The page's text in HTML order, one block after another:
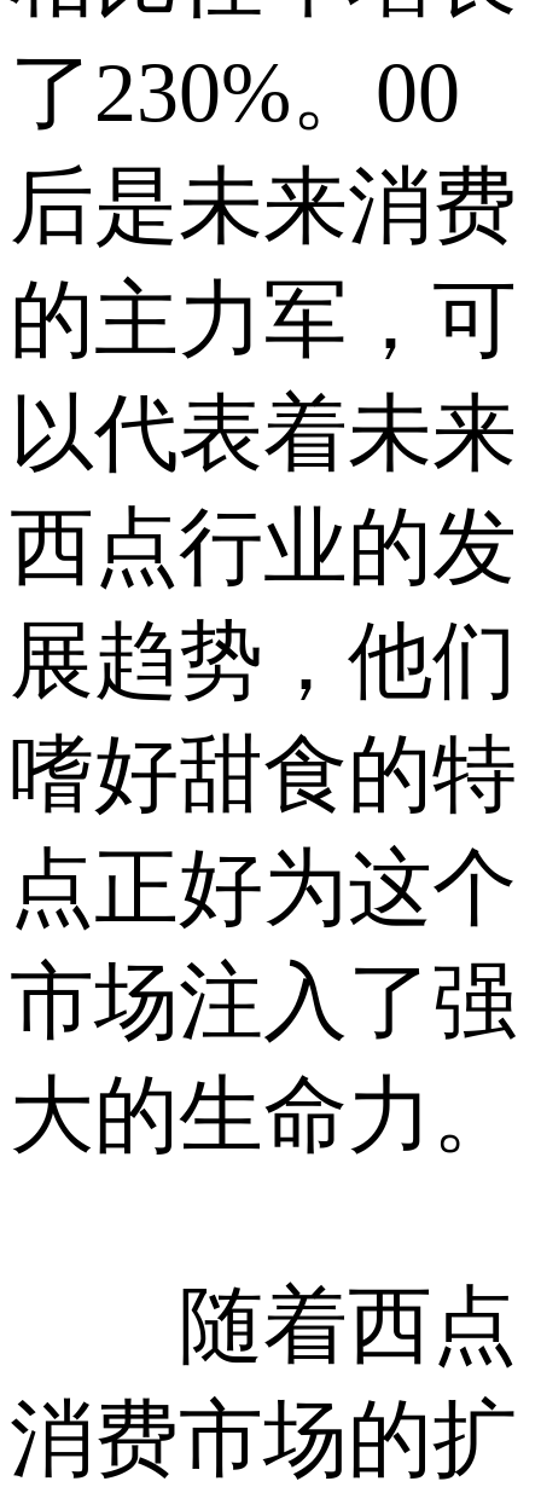
了230%。00
后是未来消费
的主力军，可
以代表着未来
西点行业的发
展趋势，他们
嗜好甜食的特
点正好为这个
市场注入了强
大的生命力。
随着西点
消费市场的扩